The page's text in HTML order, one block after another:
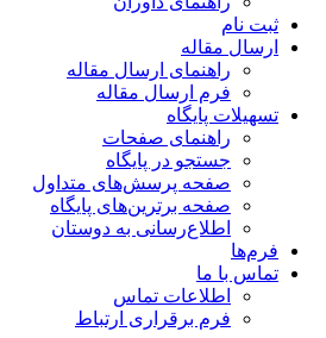
ثبت نام
ارسال مقاله
راهنمای ارسال مقاله
فرم ارسال مقاله
تسهیلات پایگاه
راهنمای صفحات
جستجو در پایگاه
صفحه پرسش‌های متداول
صفحه برترین‌های پایگاه
اطلاع‌رسانی به دوستان
فرم‌ها
تماس با ما
اطلاعات تماس
فرم برقراری ارتباط